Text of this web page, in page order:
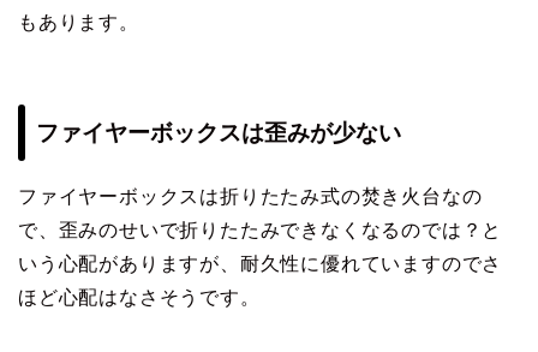
もあります。
ファイヤーボックスは歪みが少ない
ファイヤーボックスは折りたたみ式の焚き火台なの
で、歪みのせいで折りたたみできなくなるのでは？と
いう心配がありますが、耐久性に優れていますのでさ
ほど心配はなさそうです。